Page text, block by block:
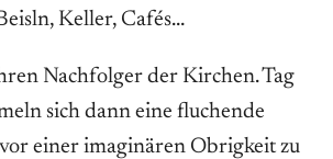
Keller, Cafés…
Nachfolger der Kirchen. Tag
sich dann eine fluchende
einer imaginären Obrigkeit zu